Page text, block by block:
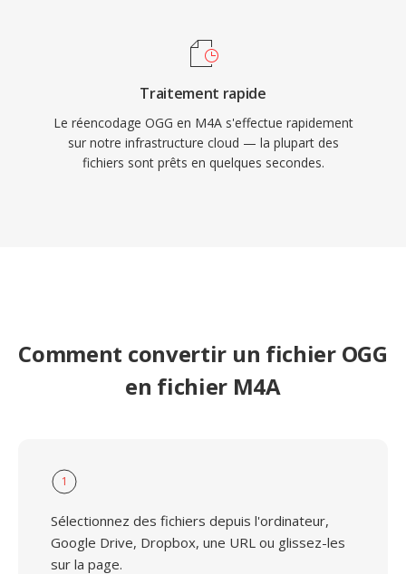
Traitement rapide
Le réencodage OGG en M4A s'effectue rapidement
sur notre infrastructure cloud — la plupart des
fichiers sont prêts en quelques secondes.
Comment convertir un fichier OGG
en fichier M4A
1
Sélectionnez des fichiers depuis l'ordinateur,
Google Drive, Dropbox, une URL ou glissez-les
sur la page.